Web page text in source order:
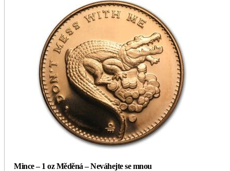
Mince – 1 oz Měděná – Neváhejte se mnou